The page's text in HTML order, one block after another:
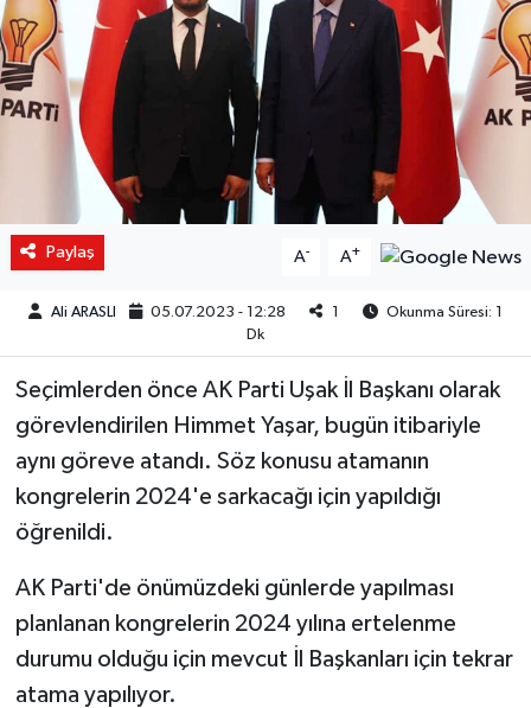
Paylaş A- A+
Ali ARASLI 05.07.2023 - 12:28 1
Okunma Süresi: 1
Dk
Seçimlerden önce AK Parti Uşak İl Başkanı olarak
görevlendirilen Himmet Yaşar, bugün itibariyle
aynı göreve atandı. Söz konusu atamanın
kongrelerin 2024'e sarkacağı için yapıldığı
öğrenildi.
AK Parti'de önümüzdeki günlerde yapılması
planlanan kongrelerin 2024 yılına ertelenme
durumu olduğu için mevcut İl Başkanları için tekrar
atama yapılıyor.